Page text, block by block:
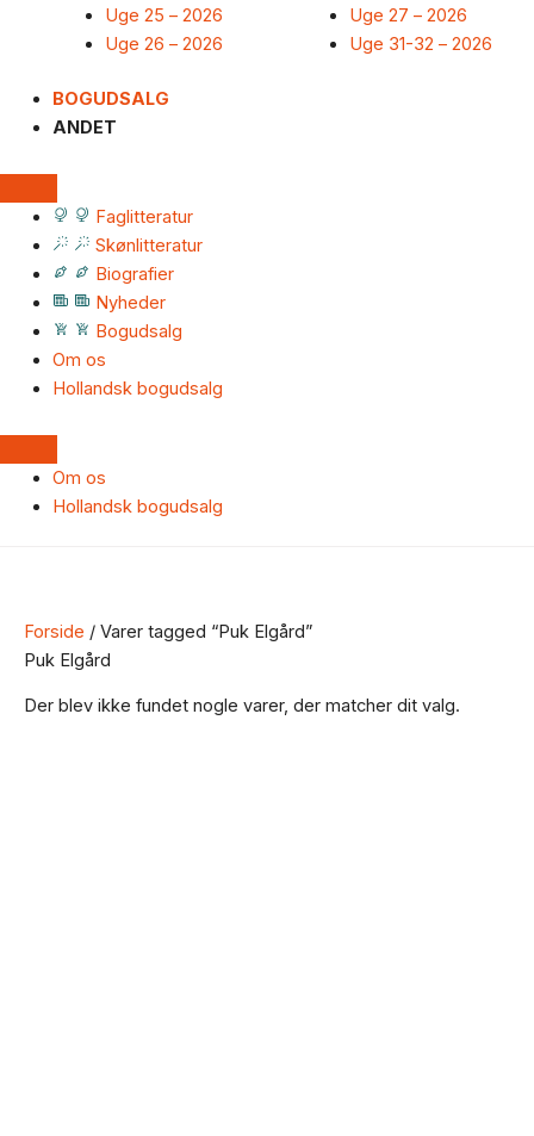
Uge 25 – 2026
Uge 26 – 2026
Uge 27 – 2026
Uge 31-32 – 2026
BOGUDSALG
ANDET
Faglitteratur
Skønlitteratur
Biografier
Nyheder
Bogudsalg
Om os
Hollandsk bogudsalg
Om os
Hollandsk bogudsalg
Forside / Varer tagged “Puk Elgård”
Puk Elgård
Der blev ikke fundet nogle varer, der matcher dit valg.